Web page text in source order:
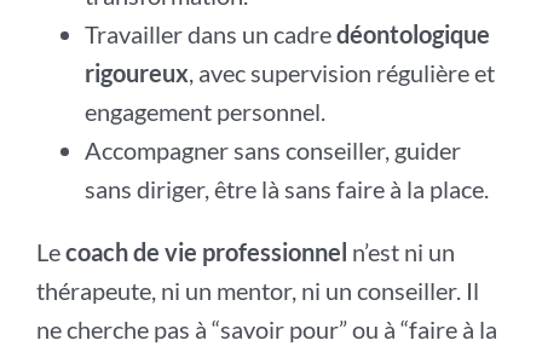
Travailler dans un cadredéontologique
rigoureux, avec supervision régulière et
engagement personnel.
Accompagner sans conseiller, guider
sans diriger, être là sans faire à la place.
Lecoach de vie professionnel n’est ni un
thérapeute, ni un mentor, ni un conseiller. Il
ne cherche pas à “savoir pour” ou à “faire à la